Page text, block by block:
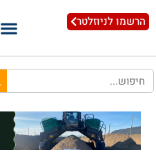
הרשמו לניוזלטר